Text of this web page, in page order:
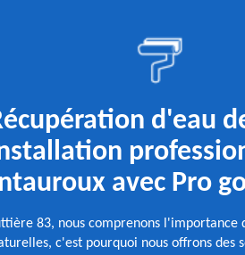
d'eau
avec Pro
83, nous comprenons l'importance
c'est pourquoi nous offrons des